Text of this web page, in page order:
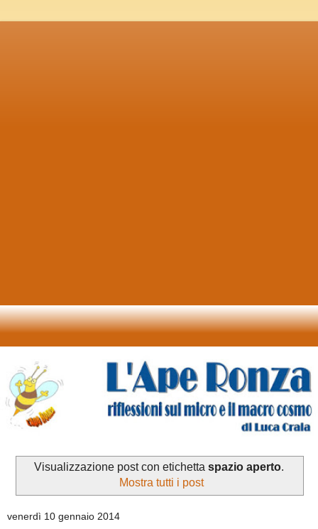
Visualizzazione post con etichetta spazio aperto.
Mostra tutti i post
venerdì 10 gennaio 2014